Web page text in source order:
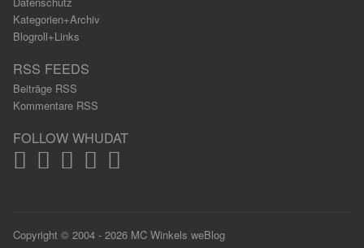
Kategorien+Archiv
Blogroll+Links
RSS FEEDS
Beiträge RSS
Kommentare RSS
FOLLOW WHUDAT
Copyright © 2004 - 2026 MC Winkels weBlog